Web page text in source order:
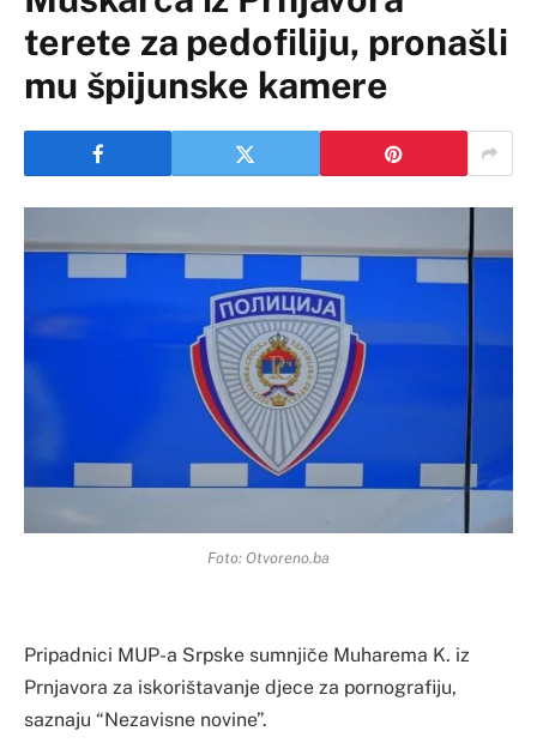
terete za pedofiliju, pronašli
mu špijunske kamere
Foto: Otvoreno.ba
Pripadnici MUP-a Srpske sumnjiče Muharema K. iz
Prnjavora za iskorištavanje djece za pornografiju,
saznaju “Nezavisne novine”.